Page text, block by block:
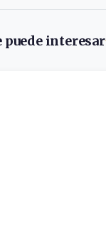
puede interesar